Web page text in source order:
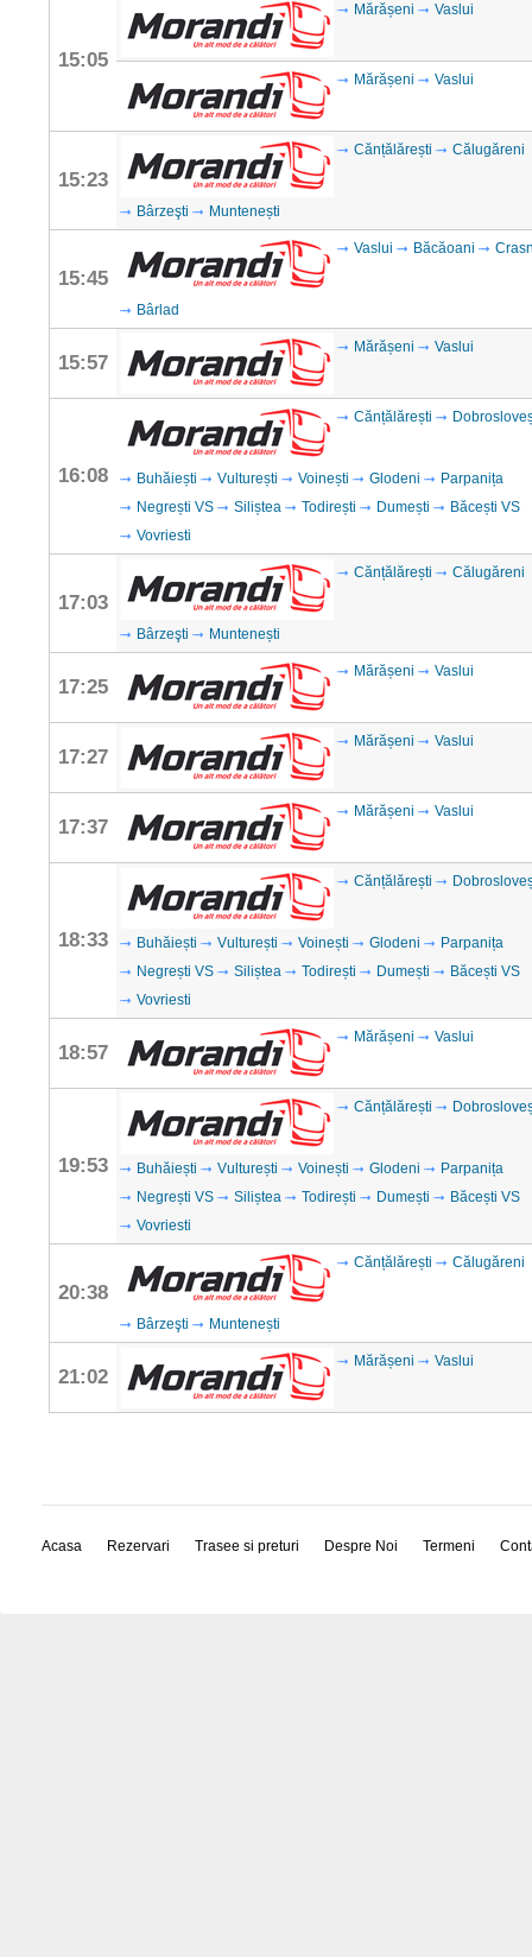
15:05
Mărășeni Vaslui
Mărășeni Vaslui
15:23
Cănțălărești Călugăreni
Bârzeşti Muntenești
15:45
Vaslui Băcăoani
Bârlad
15:57
Mărășeni Vaslui
16:08
Cănțălărești
Buhăiești Vulturești Voinești Glodeni
Parpanița
Negrești VS
Siliștea Todirești Dumești
Băcești VS
Vovriesti
17:03
Cănțălărești Călugăreni
Bârzeşti Muntenești
17:25
Mărășeni Vaslui
17:27
Mărășeni Vaslui
17:37
Mărășeni Vaslui
18:33
Cănțălărești
Buhăiești Vulturești Voinești Glodeni
Parpanița
Negrești VS
Siliștea Todirești Dumești
Băcești VS
Vovriesti
18:57
Mărășeni Vaslui
19:53
Cănțălărești
Buhăiești Vulturești Voinești Glodeni
Parpanița
Negrești VS
Siliștea Todirești Dumești
Băcești VS
Vovriesti
20:38
Cănțălărești Călugăreni
Bârzeşti Muntenești
21:02
Mărășeni Vaslui
Acasa Rezervari Trasee si preturi Despre Noi Termeni